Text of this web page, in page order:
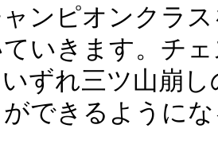
ンピオンクラ
いきます。チ
ずれ三ツ山崩
できるように